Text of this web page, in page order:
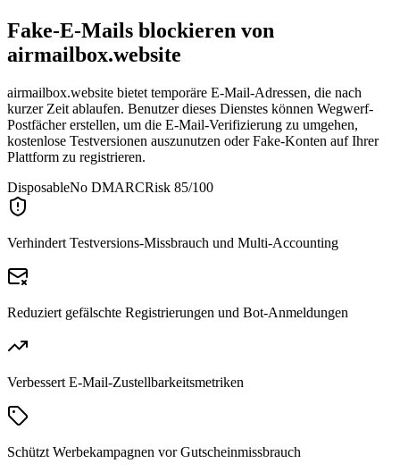
Fake-E-Mails blockieren von
airmailbox.website
airmailbox.website bietet temporäre E-Mail-Adressen, die nach
kurzer Zeit ablaufen. Benutzer dieses Dienstes können Wegwerf-
Postfächer erstellen, um die E-Mail-Verifizierung zu umgehen,
kostenlose Testversionen auszunutzen oder Fake-Konten auf Ihrer
Plattform zu registrieren.
DisposableNo DMARCRisk 85/100
Verhindert Testversions-Missbrauch und Multi-Accounting
Reduziert gefälschte Registrierungen und Bot-Anmeldungen
Verbessert E-Mail-Zustellbarkeitsmetriken
Schützt Werbekampagnen vor Gutscheinmissbrauch